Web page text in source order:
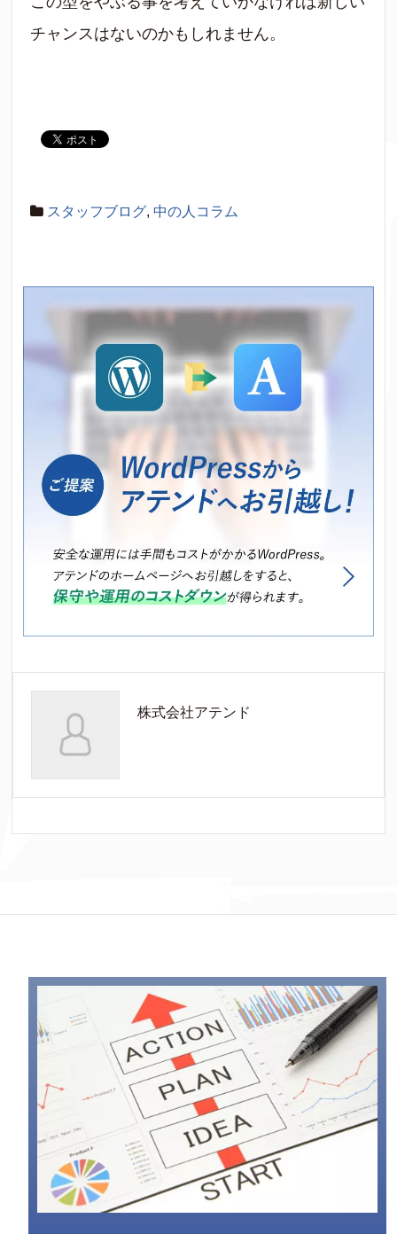
チャンスはないのかもしれません。
スタッフブログ,中の人コラム
株式会社アテンド